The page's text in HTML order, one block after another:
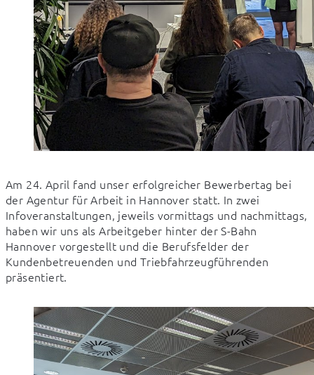
Am 24. April fand unser erfolgreicher Bewerbertag bei
der Agentur für Arbeit in Hannover statt. In zwei
Infoveranstaltungen, jeweils vormittags und nachmittags,
haben wir uns als Arbeitgeber hinter der S-Bahn
Hannover vorgestellt und die Berufsfelder der
Kundenbetreuenden und Triebfahrzeugführenden
präsentiert.